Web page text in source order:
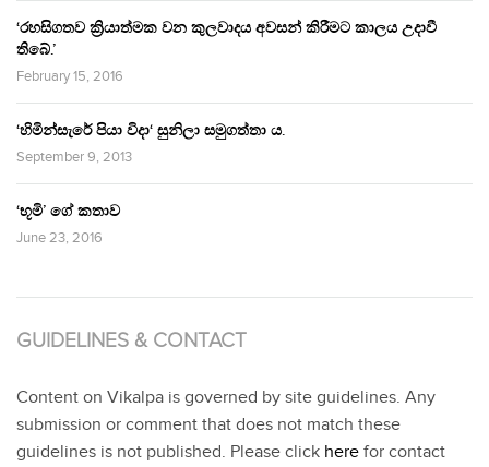
‘රහසිගතව ක්‍රියාත්මක වන කුලවාදය අවසන් කිරීමට කාලය උදාවී
තිබේ.’
February 15, 2016
‘හිමින්සැරේ පියා විදා‘ සුනිලා සමුගත්තා ය.
September 9, 2013
‘භූමි’ ගේ කතාව
June 23, 2016
GUIDELINES & CONTACT
Content on Vikalpa is governed by site guidelines. Any
submission or comment that does not match these
guidelines is not published. Please click here for contact